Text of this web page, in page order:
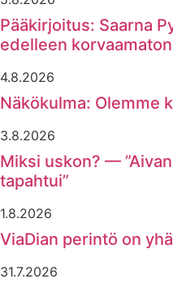
Pääkirjoitus: Saarna
edelleen korvaamaton
4.8.2026
Näkökulma: Olemme
3.8.2026
Miksi uskon? —
tapahtui”
1.8.2026
ViaDian perintö on
31.7.2026